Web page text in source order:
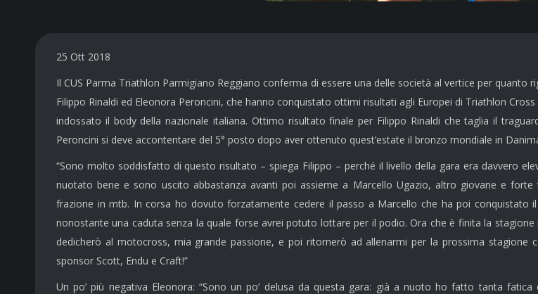
25 Ott 2018
Il CUS Parma Triathlon Parmigiano Reggiano conferma di essere una delle società al vertice per
Filippo Rinaldi ed Eleonora Peroncini, che hanno conquistato ottimi risultati agli Europei di Triathlon
indossato il body della nazionale italiana. Ottimo risultato finale per Filippo Rinaldi che taglia il
Peroncini si deve accontentare del 5° posto dopo aver ottenuto quest’estate il bronzo mondiale in
“Sono molto soddisfatto di questo risultato – spiega Filippo – perché il livello della gara era davvero
nuotato bene e sono uscito abbastanza avanti poi assieme a Marcello Ugazio, altro giovane e
frazione in mtb. In corsa ho dovuto forzatamente cedere il passo a Marcello che ha poi
nonostante una caduta senza la quale forse avrei potuto lottare per il podio. Ora che è finita la stagione
dedicherò al motocross, mia grande passione, e poi ritornerò ad allenarmi per la prossima stagione
sponsor Scott, Endu e Craft!”
Un po’ più negativa Eleonora: “Sono un po’ delusa da questa gara: già a nuoto ho fatto tanta